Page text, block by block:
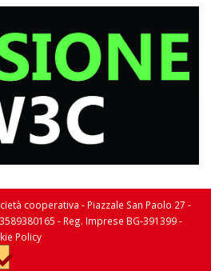
cooperativa - Piazzale San Paolo 27 -
- Reg. Imprese BG-391399 -
Policy